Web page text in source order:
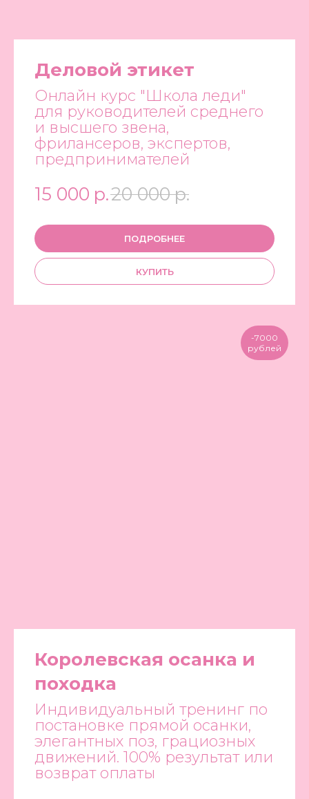
Деловой этикет
Онлайн курс "Школа леди"
для руководителей среднего
и высшего звена,
фрилансеров, экспертов,
предпринимателей
15 000 р.20 000р.
ПОДРОБНЕЕ
КУПИТЬ
-7000
рублей
Королевская осанка и
походка
Индивидуальный тренинг по
постановке прямой осанки,
элегантных поз, грациозных
движений. 100% результат или
возврат оплаты